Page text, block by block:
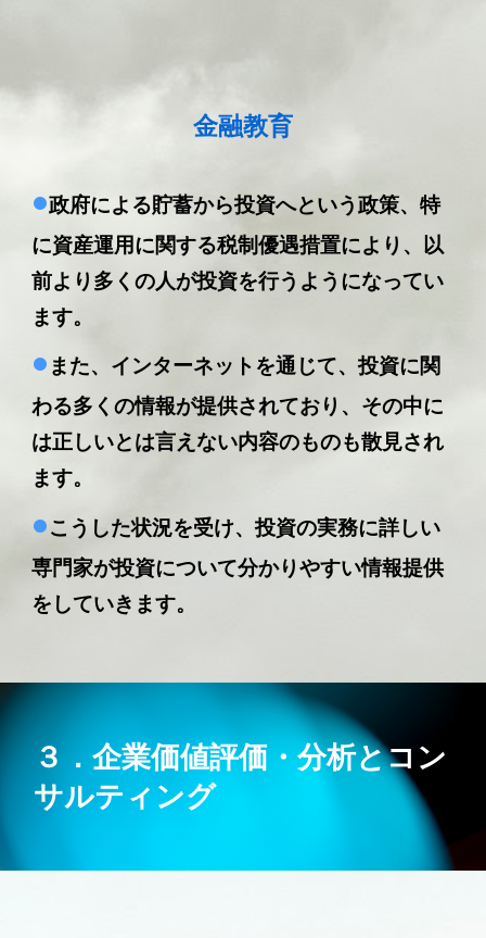
金融教育
•政府による貯蓄から投資へという政策、特
に資産運用に関する税制優遇措置により、以
前より多くの人が投資を行うようになってい
ます。
• また、インターネットを通じて、投資に関
わる多くの情報が提供されており、その中に
は正しいとは言えない内容のものも散見され
ます。
•こうした状況を受け、投資の実務に詳しい
専門家が投資について分かりやすい情報提供
をしていきます。
３．企業価値評価・分析とコン
サルティング